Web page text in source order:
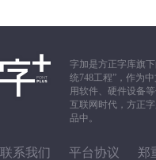
字加是方正字库旗
统748工程”，作为
用软件、硬件设备等
互联网时代，方正
品中。
联系我们 平台协议 郑